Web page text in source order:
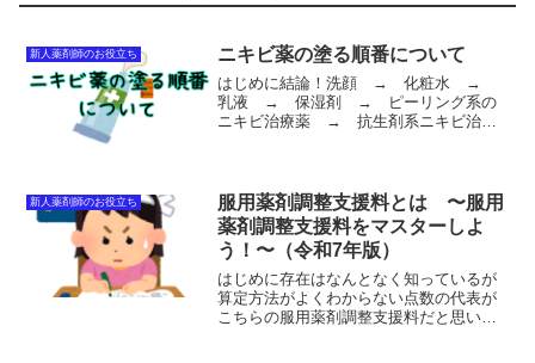
新人薬剤師のお役立ち ニキビ薬の塗る順番について
はじめに結論！洗顔 → 化粧水 →
乳液 → 保湿剤 → ピーリング系の
ニキビ治療薬 → 抗生剤系ニキビ治療
新人薬剤師のお役立ち
服用薬剤調整支援料とは 〜服用
薬剤調整支援料をマスターしよ
う！〜（令和7年版）
はじめに存在はなんとなく知っているが
算定方法がよくわからない点数の代表が
こちらの服用薬剤調整支援料だと思いま